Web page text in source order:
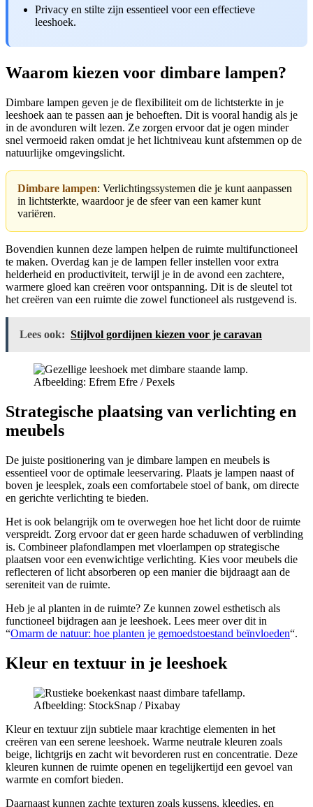
Privacy en stilte zijn essentieel voor een effectieve
leeshoek.
Waarom kiezen voor dimbare lampen?
Dimbare lampen geven je de flexibiliteit om de lichtsterkte in je
leeshoek aan te passen aan je behoeften. Dit is vooral handig als je
in de avonduren wilt lezen. Ze zorgen ervoor dat je ogen minder
snel vermoeid raken omdat je het lichtniveau kunt afstemmen op de
natuurlijke omgevingslicht.
Dimbare lampen: Verlichtingssystemen die je kunt aanpassen
in lichtsterkte, waardoor je de sfeer van een kamer kunt
variëren.
Bovendien kunnen deze lampen helpen de ruimte multifunctioneel
te maken. Overdag kan je de lampen feller instellen voor extra
helderheid en productiviteit, terwijl je in de avond een zachtere,
warmere gloed kan creëren voor ontspanning. Dit is de sleutel tot
het creëren van een ruimte die zowel functioneel als rustgevend is.
Lees ook: Stijlvol gordijnen kiezen voor je caravan
Afbeelding: Efrem Efre / Pexels
Strategische plaatsing van verlichting en
meubels
De juiste positionering van je dimbare lampen en meubels is
essentieel voor de optimale leeservaring. Plaats je lampen naast of
boven je leesplek, zoals een comfortabele stoel of bank, om directe
en gerichte verlichting te bieden.
Het is ook belangrijk om te overwegen hoe het licht door de ruimte
verspreidt. Zorg ervoor dat er geen harde schaduwen of verblinding
is. Combineer plafondlampen met vloerlampen op strategische
plaatsen voor een evenwichtige verlichting. Kies voor meubels die
reflecteren of licht absorberen op een manier die bijdraagt aan de
sereniteit van de ruimte.
Heb je al planten in de ruimte? Ze kunnen zowel esthetisch als
functioneel bijdragen aan je leeshoek. Lees meer over dit in
“Omarm de natuur: hoe planten je gemoedstoestand beïnvloeden“.
Kleur en textuur in je leeshoek
Afbeelding: StockSnap / Pixabay
Kleur en textuur zijn subtiele maar krachtige elementen in het
creëren van een serene leeshoek. Warme neutrale kleuren zoals
beige, lichtgrijs en zacht wit bevorderen rust en concentratie. Deze
kleuren kunnen de ruimte openen en tegelijkertijd een gevoel van
warmte en comfort bieden.
Daarnaast kunnen zachte texturen zoals kussens, kleedjes, en